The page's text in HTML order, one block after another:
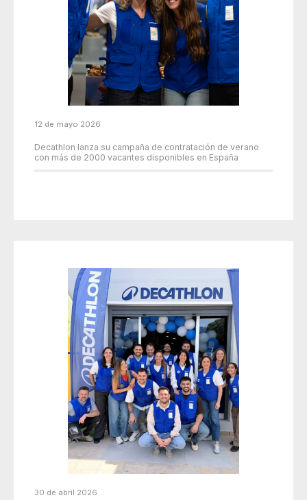
12 de mayo 2026
Decathlon lanza su campaña de contratación de verano
con más de 2000 vacantes disponibles en España
30 de abril 2026